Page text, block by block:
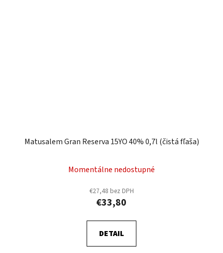
Matusalem Gran Reserva 15YO 40% 0,7l (čistá fľaša)
Momentálne nedostupné
€27,48 bez DPH
€33,80
DETAIL